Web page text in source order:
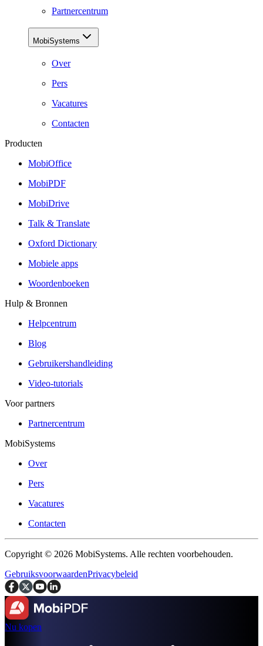
Partnercentrum
MobiSystems
Over
Pers
Vacatures
Contacten
Producten
MobiOffice
MobiPDF
MobiDrive
Talk & Translate
Oxford Dictionary
Mobiele apps
Woordenboeken
Hulp & Bronnen
Helpcentrum
Blog
Gebruikershandleiding
Video-tutorials
Voor partners
Partnercentrum
MobiSystems
Over
Pers
Vacatures
Contacten
Copyright © 2026 MobiSystems. Alle rechten voorbehouden.
GebruiksvoorwaardenPrivacybeleid
Nu kopen